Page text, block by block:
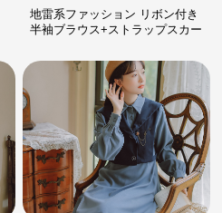
地雷系ファッション リボン付き
半袖ブラウス+ストラップスカー